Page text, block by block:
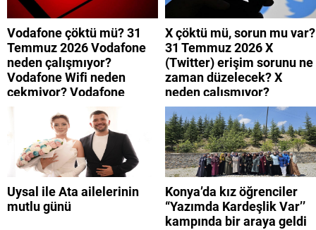
Vodafone çöktü mü? 31
Temmuz 2026 Vodafone
neden çalışmıyor?
Vodafone Wifi neden
çekmiyor? Vodafone
mobil uygulamaya neden
giremiyorum?
X çöktü mü, sorun mu var?
31 Temmuz 2026 X
(Twitter) erişim sorunu ne
zaman düzelecek? X
neden çalışmıyor?
Uysal ile Ata ailelerinin
mutlu günü
Konya’da kız öğrenciler
“Yazımda Kardeşlik Var’’
kampında bir araya geldi